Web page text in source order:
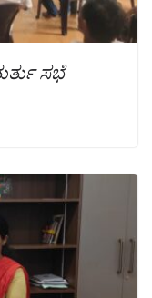
ಸಭೆ